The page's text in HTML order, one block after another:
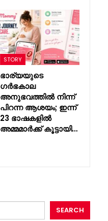
STORY
ഭാര്യയുടെ
ഗർഭകാല
അനുഭവത്തിൽ നിന്ന്
പിറന്ന ആശയം; ഇന്ന്
23 ഭാഷകളിൽ
അമ്മമാർക്ക് കൂട്ടായി…
SEARCH